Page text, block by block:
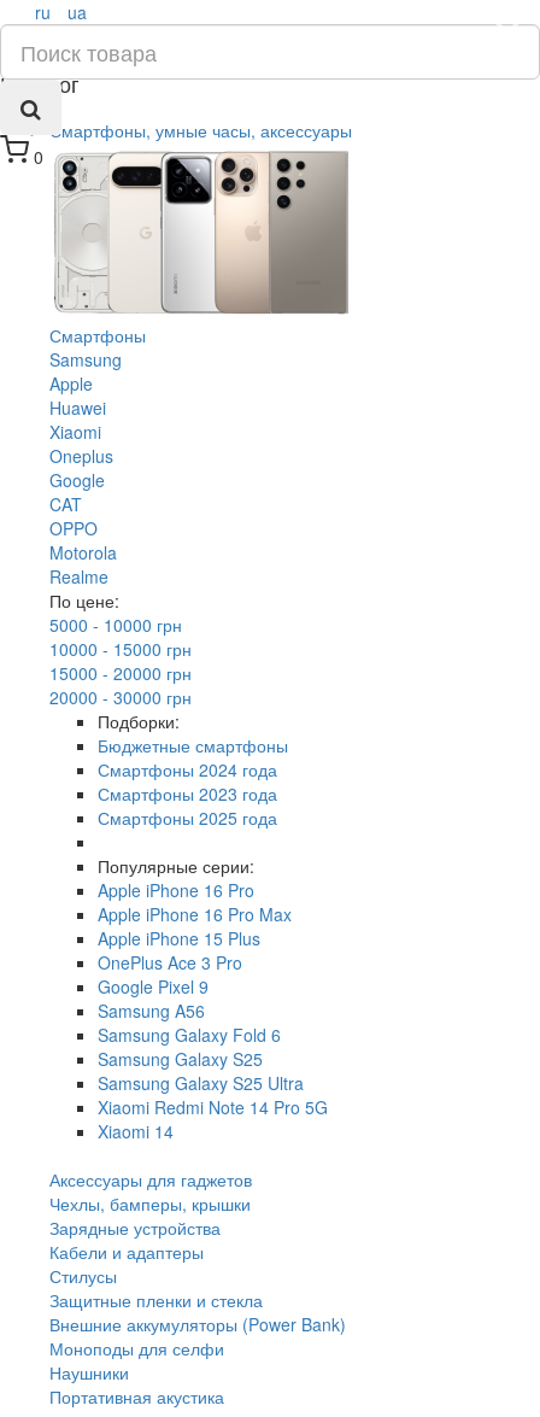
0
×
ru ua
Каталог
Смартфоны, умные часы, аксессуары
Смартфоны
Samsung
Apple
Huawei
Xiaomi
Oneplus
Google
CAT
OPPO
Motorola
Realme
По цене:
5000 - 10000 грн
10000 - 15000 грн
15000 - 20000 грн
20000 - 30000 грн
Подборки:
Бюджетные смартфоны
Смартфоны 2024 года
Смартфоны 2023 года
Смартфоны 2025 года
Популярные серии:
Apple iPhone 16 Pro
Apple iPhone 16 Pro Max
Apple iPhone 15 Plus
OnePlus Ace 3 Pro
Google Pixel 9
Samsung A56
Samsung Galaxy Fold 6
Samsung Galaxy S25
Samsung Galaxy S25 Ultra
Xiaomi Redmi Note 14 Pro 5G
Xiaomi 14
Аксессуары для гаджетов
Чехлы, бамперы, крышки
Зарядные устройства
Кабели и адаптеры
Стилусы
Защитные пленки и стекла
Внешние аккумуляторы (Power Bank)
Моноподы для селфи
Наушники
Портативная акустика